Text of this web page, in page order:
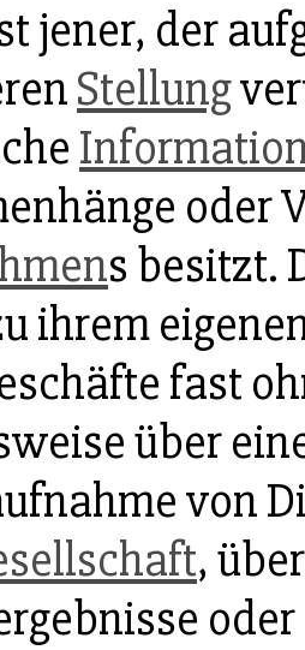
jener, der
Stellung
oder
s besitzt.
ihrem
fast
über
von
,